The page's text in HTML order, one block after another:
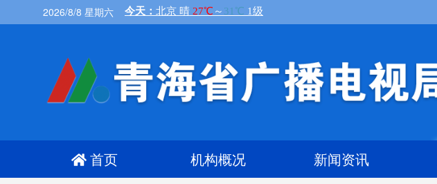
2026/8/8 星期六
首页 机构概况 新闻资讯